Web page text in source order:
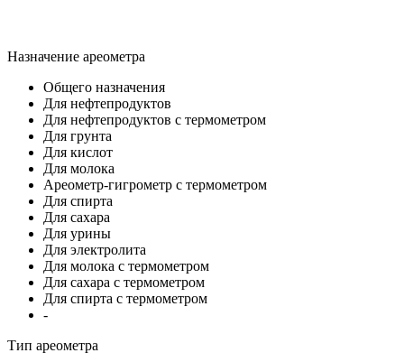
Назначение ареометра
Общего назначения
Для нефтепродуктов
Для нефтепродуктов с термометром
Для грунта
Для кислот
Для молока
Ареометр-гигрометр с термометром
Для спирта
Для сахара
Для урины
Для электролита
Для молока с термометром
Для сахара с термометром
Для спирта с термометром
-
Тип ареометра